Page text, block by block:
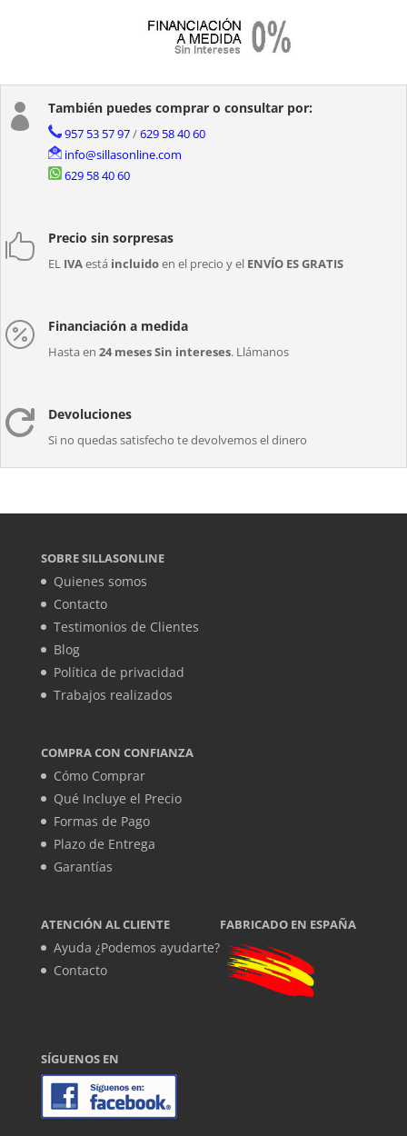
 También puedes comprar o consultar por:
957 53 57 97/629 58 40 60
info@sillasonline.com
629 58 40 60
 Precio sin sorpresas
EL IVAestá incluidoen el precio y el ENVÍO ES GRATIS
 Financiación a medida
Hasta en 24 meses Sin intereses. Llámanos
 Devoluciones
Si no quedas satisfecho te devolvemos el dinero
SOBRE SILLASONLINE
Quienes somos
Contacto
Testimonios de Clientes
Blog
Política de privacidad
Trabajos realizados
COMPRA CON CONFIANZA
Cómo Comprar
Qué Incluye el Precio
Formas de Pago
Plazo de Entrega
Garantías
ATENCIÓN AL CLIENTE
Ayuda ¿Podemos ayudarte?
Contacto
FABRICADO EN ESPAÑA
SÍGUENOS EN